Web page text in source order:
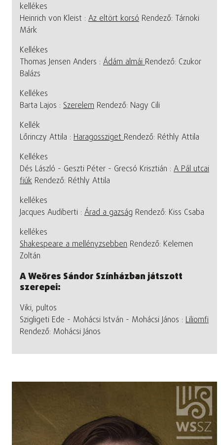
kellékes
Heinrich von Kleist : Az eltört korsó Rendező: Tárnoki
Márk
Kellékes
Thomas Jensen Anders : Ádám almáiRendező: Czukor
Balázs
Kellékes
Barta Lajos : Szerelem Rendező: Nagy Cili
Kellék
Lőrinczy Attila : HaragosszigetRendező: Réthly Attila
Kellékes
Dés László - Geszti Péter - Grecsó Krisztián : A Pál utcai
fiúk Rendező: Réthly Attila
kellékes
Jacques Audiberti : Árad a gazság Rendező: Kiss Csaba
kellékes
Shakespeare a mellényzsebben Rendező: Kelemen
Zoltán
A Weöres Sándor Színházban játszott
szerepei:
Viki, pultos
Szigligeti Ede - Mohácsi István - Mohácsi János : Liliomfi
Rendező: Mohácsi János